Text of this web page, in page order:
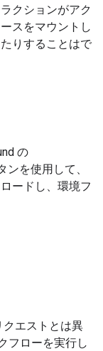
クションがアク
スをマウントし
りすることはで
の
ンを使用して、
ードし、環境フ
エストとは異
フローを実行し